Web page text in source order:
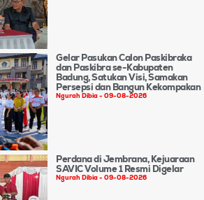
Gelar Pasukan Calon Paskibraka
dan Paskibra se-Kabupaten
Badung, Satukan Visi, Samakan
Persepsi dan Bangun Kekompakan
Ngurah Dibia 09-08-2026
Perdana di Jembrana, Kejuaraan
SAVIC Volume 1 Resmi Digelar
Ngurah Dibia 09-08-2026